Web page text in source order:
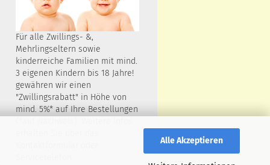
Alle Akzeptieren
Für alle Zwillings- &,
Mehrlingseltern sowie
kinderreiche Familien mit mind.
3 eigenen Kindern bis 18 Jahre!
gewähren wir einen
"Zwillingsrabatt" in Höhe von
mind. 5%* auf Ihre Bestellungen